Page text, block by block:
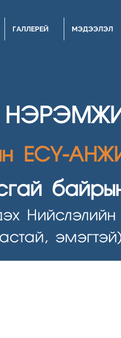
ГАЛЛЕРЕЙ МЭДЭЭЛЭЛ
ЕСҮ-